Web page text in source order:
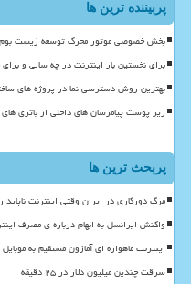
پربیننده ترین ها
بخش خصوصی موتور محرک توسعه زیست بوم
برای نخستین بار اینترنت در چه سالی و
بهترین روش دسترسی نما در پروژه های
زیر پوست پیامرسان های داخلی از باتری
پربحث ترین ها
مرگ دورکاری در ایران وقتی اینترنت
واکنش ایرانسل به ابهام درباره ی مصرف
اینترنت ماهواره ای آمازون مستقیم به
سرقت چندین میلیون دلار در ۲۵ دقیقه